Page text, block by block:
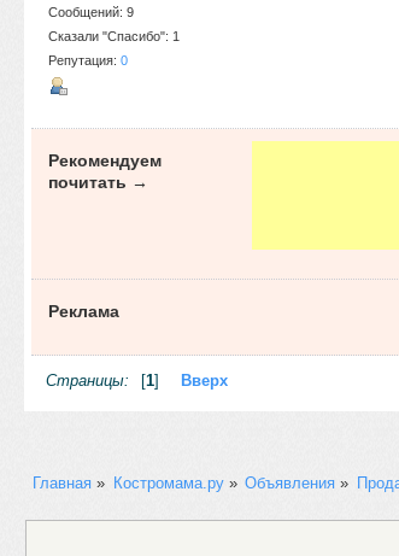
Сообщений: 9
Сказали "Спасибо": 1
Репутация: 0
Рекомендуем
почитать →
Реклама
Страницы: [1] Вверх
Главная » Костромама.ру» Объявления »